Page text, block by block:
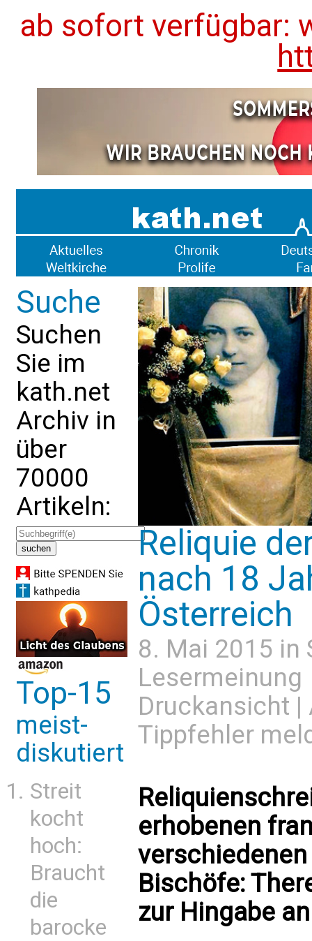
ab sofort verfügbar:
Suche
Suchen
Sie im
kath.net
Archiv in
über
70000
Artikeln:
Top-15
meist-
diskutiert
Streit
kocht
hoch:
Braucht
die
barocke
Reliquie
nach 18
Österreich
8. Mai 2015 in
Lesermeinung
Druckansicht |
Tippfehler
erhobenen
Bischöfe:
zur Hingabe